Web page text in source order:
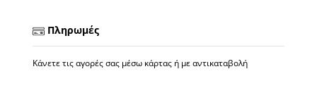
Πληρωμές
Κάνετε τις αγορές σας μέσω κάρτας ή με αντικαταβολή